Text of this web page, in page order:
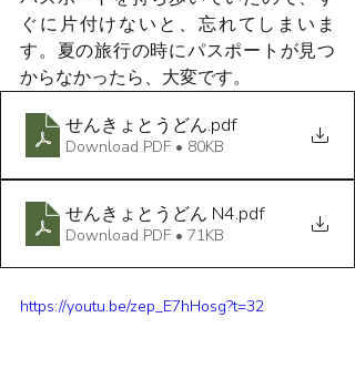
ぐに片付けないと、忘れてしまいま
す。夏の旅行の時にパスポートが見つ
からなかったら、大変です。
せんきょとうどん.pdf
Download PDF • 80KB
せんきょとうどん N4.pdf
Download PDF • 71KB
https://youtu.be/zep_E7hHosg?t=32